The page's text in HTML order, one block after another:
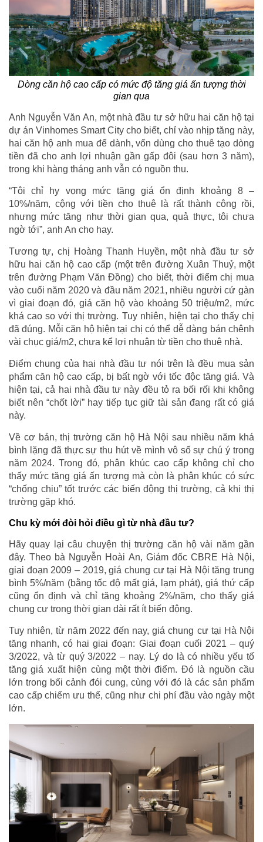
Dòng căn hộ cao cấp có mức độ tăng giá ấn tượng thời
gian qua
Anh Nguyễn Văn An, một nhà đầu tư sở hữu hai căn hộ tại
dự án Vinhomes Smart City cho biết, chỉ vào nhịp tăng này,
hai căn hộ anh mua để dành, vốn dùng cho thuê tạo dòng
tiền đã cho anh lợi nhuận gần gấp đôi (sau hơn 3 năm),
trong khi hàng tháng anh vẫn có nguồn thu.
“Tôi chỉ hy vọng mức tăng giá ổn định khoảng 8 –
10%/năm, cộng với tiền cho thuê là rất thành công rồi,
nhưng mức tăng như thời gian qua, quả thực, tôi chưa
ngờ tới”, anh An cho hay.
Tương tự, chị Hoàng Thanh Huyền, một nhà đầu tư sở
hữu hai căn hộ cao cấp (một trên đường Xuân Thuỷ, một
trên đường Phạm Văn Đồng) cho biết, thời điểm chị mua
vào cuối năm 2020 và đầu năm 2021, nhiều người cứ gàn
vì giai đoạn đó, giá căn hộ vào khoảng 50 triệu/m2, mức
khá cao so với thị trường. Tuy nhiên, hiện tại cho thấy chị
đã đúng. Mỗi căn hộ hiện tại chị có thể dễ dàng bán chênh
vài chục giá/m2, chưa kể lợi nhuận từ tiền cho thuê nhà.
Điểm chung của hai nhà đầu tư nói trên là đều mua sản
phẩm căn hộ cao cấp, bị bất ngờ với tốc độc tăng giá. Và
hiện tại, cả hai nhà đầu tư này đều tỏ ra bối rối khi không
biết nên “chốt lời” hay tiếp tục giữ tài sản đang rất có giá
này.
Về cơ bản, thị trường căn hộ Hà Nội sau nhiều năm khá
bình lặng đã thực sự thu hút về mình vô số sự chú ý trong
năm 2024. Trong đó, phân khúc cao cấp không chỉ cho
thấy mức tăng giá ấn tượng mà còn là phân khúc có sức
“chống chịu” tốt trước các biến động thị trường, cả khi thị
trường gặp khó.
Chu kỳ mới đòi hỏi điều gì từ nhà đầu tư?
Hãy quay lại câu chuyện thị trường căn hộ vài năm gần
đây. Theo bà Nguyễn Hoài An, Giám đốc CBRE Hà Nội,
giai đoạn 2009 – 2019, giá chung cư tại Hà Nội tăng trung
bình 5%/năm (bằng tốc độ mất giá, lạm phát), giá thứ cấp
cũng ổn định và chỉ tăng khoảng 2%/năm, cho thấy giá
chung cư trong thời gian dài rất ít biến động.
Tuy nhiên, từ năm 2022 đến nay, giá chung cư tại Hà Nội
tăng nhanh, có hai giai đoạn: Giai đoạn cuối 2021 – quý
3/2022, và từ quý 3/2022 – nay. Lý do là có nhiều yếu tố
tăng giá xuất hiện cùng một thời điểm. Đó là nguồn cầu
lớn trong bối cảnh đói cung, cùng với đó là các sản phẩm
cao cấp chiếm ưu thế, cũng như chi phí đầu vào ngày một
lớn.